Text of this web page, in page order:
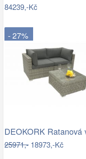
84239,-Kč
- 27%
25971,-18973,-Kč